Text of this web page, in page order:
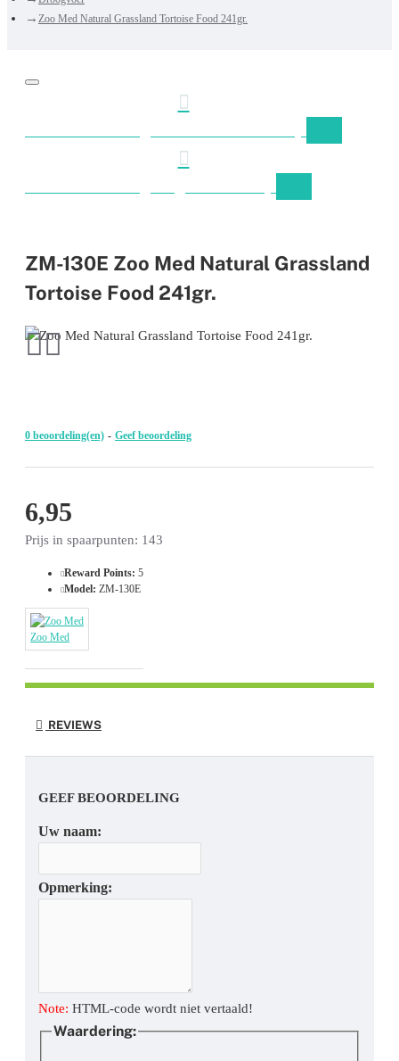
Zoo Med Natural Grassland Tortoise Food 241gr.
ZM-130E Zoo Med Natural Grassland
Tortoise Food 241gr.
0 beoordeling(en) - Geef beoordeling
6,95
Prijs in spaarpunten: 143
Reward Points: 5
Model: ZM-130E
Zoo Med
REVIEWS
GEEF BEOORDELING
Uw naam:
Opmerking:
Note: HTML-code wordt niet vertaald!
Waardering: